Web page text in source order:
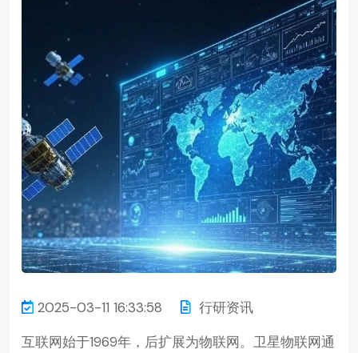
2025-03-11 16:33:58
行研资讯
互联网始于1969年，后扩展为物联网。卫星物联网通